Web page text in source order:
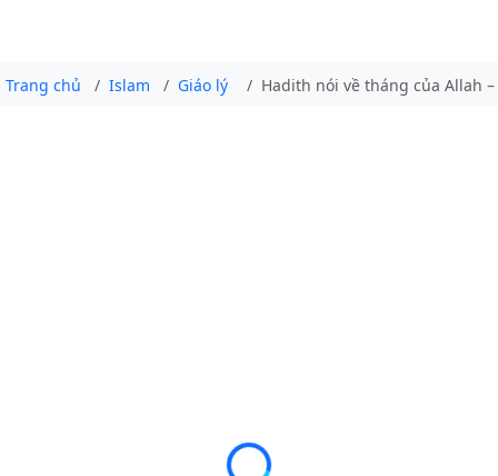
Trang chủ Islam Giáo lý Hadith nói về tháng của Allah